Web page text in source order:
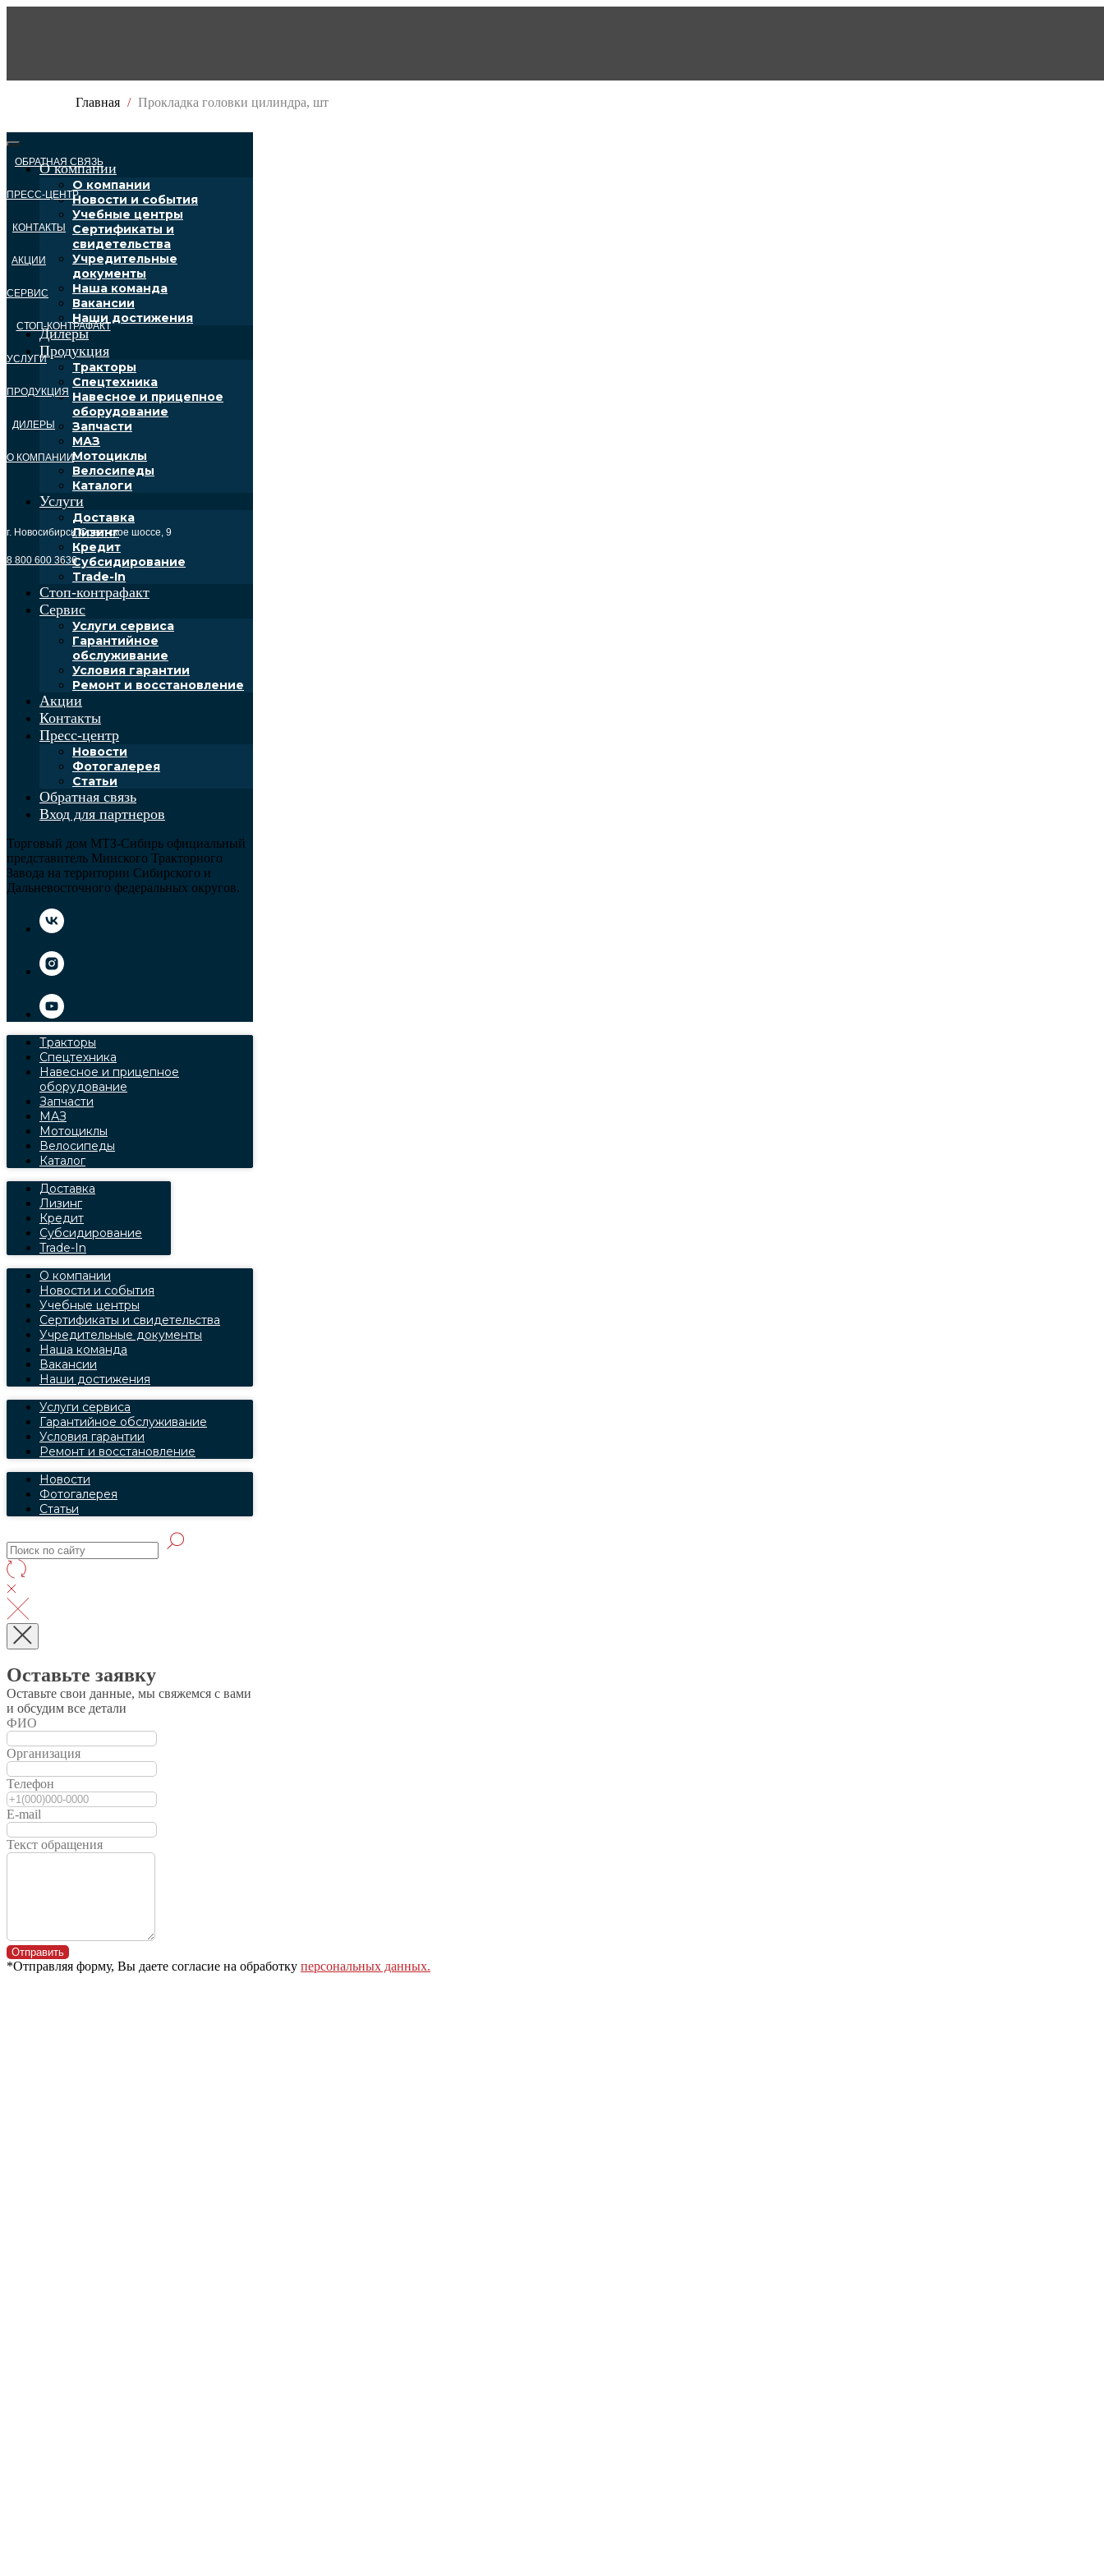
ОБРАТНАЯ СВЯЗЬ
ПРЕСС-ЦЕНТР
КОНТАКТЫ
АКЦИИ
СЕРВИС
СТОП-КОНТРАФАКТ
УСЛУГИ
ПРОДУКЦИЯ
ДИЛЕРЫ
О КОМПАНИИ
г. Новосибирск, Советское шоссе, 9
8 800 600 3636
Главная Прокладка головки цилиндра, шт
О компании
О компании
Новости и события
Учебные центры
Сертификаты и
свидетельства
Учредительные
документы
Наша команда
Вакансии
Наши достижения
Дилеры
Продукция
Тракторы
Спецтехника
Навесное и прицепное
оборудование
Запчасти
МАЗ
Мотоциклы
Велосипеды
Каталоги
Услуги
Доставка
Лизинг
Кредит
Субсидирование
Trade-In
Стоп-контрафакт
Сервис
Услуги сервиса
Гарантийное
обслуживание
Условия гарантии
Ремонт и восстановление
Акции
Контакты
Пресс-центр
Новости
Фотогалерея
Статьи
Обратная связь
Вход для партнеров
Торговый дом МТЗ-Сибирь официальный
представитель Минского Тракторного
Завода на территории Сибирского и
Дальневосточного федеральных округов.
Тракторы
Спецтехника
Навесное и прицепное
оборудование
Запчасти
МАЗ
Мотоциклы
Велосипеды
Каталог
Доставка
Лизинг
Кредит
Субсидирование
Trade-In
О компании
Новости и события
Учебные центры
Сертификаты и свидетельства
Учредительные документы
Наша команда
Вакансии
Наши достижения
Услуги сервиса
Гарантийное обслуживание
Условия гарантии
Ремонт и восстановление
Новости
Фотогалерея
Статьи
Оставьте заявку
Оставьте свои данные, мы свяжемся с вами
и обсудим все детали
ФИО
Организация
Телефон
E-mail
Текст обращения
Отправить
*Отправляя форму, Вы даете согласие на обработку персональных данных.